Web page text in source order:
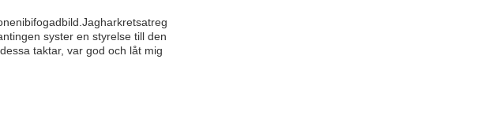
syster en styrelse till den
taktar, var god och låt mig